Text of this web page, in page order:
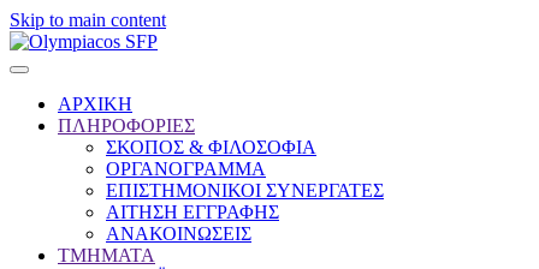
Skip to main content
ΑΡΧΙΚΗ
ΠΛΗΡΟΦΟΡΙΕΣ
ΣΚΟΠΟΣ & ΦΙΛΟΣΟΦΙΑ
ΟΡΓΑΝΟΓΡΑΜΜΑ
ΕΠΙΣΤΗΜΟΝΙΚΟΙ ΣΥΝΕΡΓΑΤΕΣ
ΑΙΤΗΣΗ ΕΓΓΡΑΦΗΣ
ΑΝΑΚΟΙΝΩΣΕΙΣ
ΤΜΗΜΑΤΑ